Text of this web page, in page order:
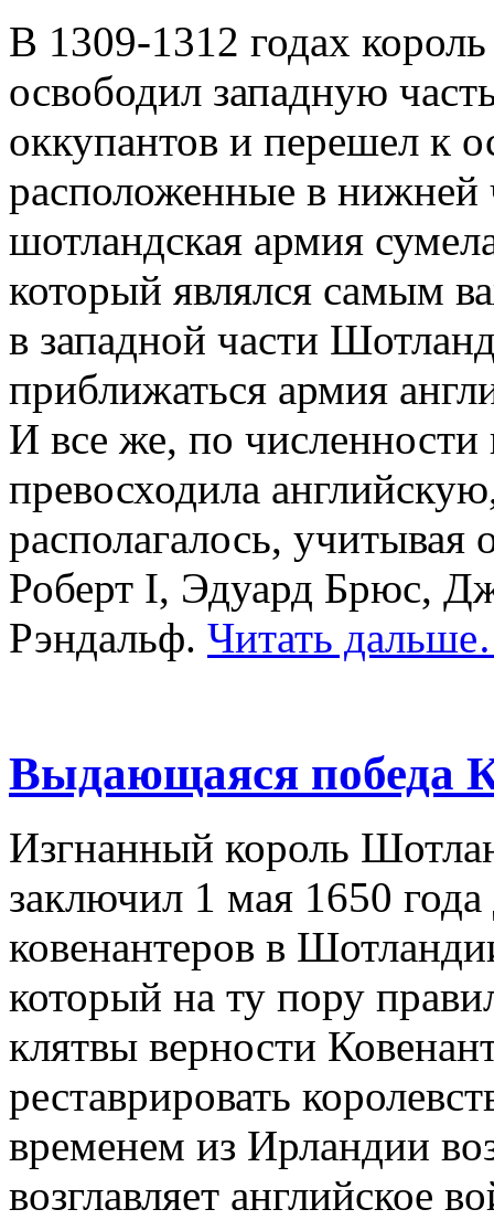
В 1309-1312 годах
освободил западную
оккупантов и перешел к
расположенные в нижней
шотландская армия
который являлся самым
в западной части
приближаться армия
И все же, по
превосходила
располагалось,
Роберт I, Эдуард Брюс,
Рэндальф. Читать
Выдающаяся победа
Изгнанный король
заключил 1 мая 1650
ковенантеров в
который на ту пору
клятвы верности
реставрировать
временем из Ирландии
возглавляет английское